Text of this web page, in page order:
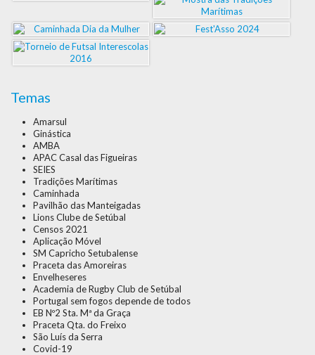
Temas
Amarsul
Ginástica
AMBA
APAC Casal das Figueiras
SEIES
Tradições Marítimas
Caminhada
Pavilhão das Manteigadas
Lions Clube de Setúbal
Censos 2021
Aplicação Móvel
SM Capricho Setubalense
Praceta das Amoreiras
Envelheseres
Academia de Rugby Club de Setúbal
Portugal sem fogos depende de todos
EB Nº2 Sta. Mª da Graça
Praceta Qta. do Freixo
São Luís da Serra
Covid-19